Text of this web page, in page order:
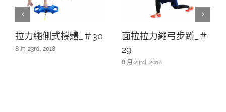
拉力繩側式撐體_＃30
8 月 23rd, 2018
面拉拉力繩弓步蹲_＃
29
8 月 23rd, 2018